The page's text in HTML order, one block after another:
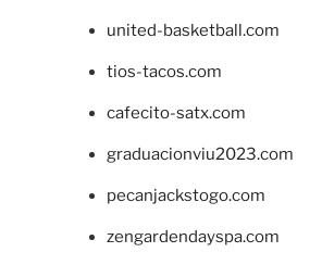
united-basketball.com
tios-tacos.com
cafecito-satx.com
graduacionviu2023.com
pecanjackstogo.com
zengardendayspa.com